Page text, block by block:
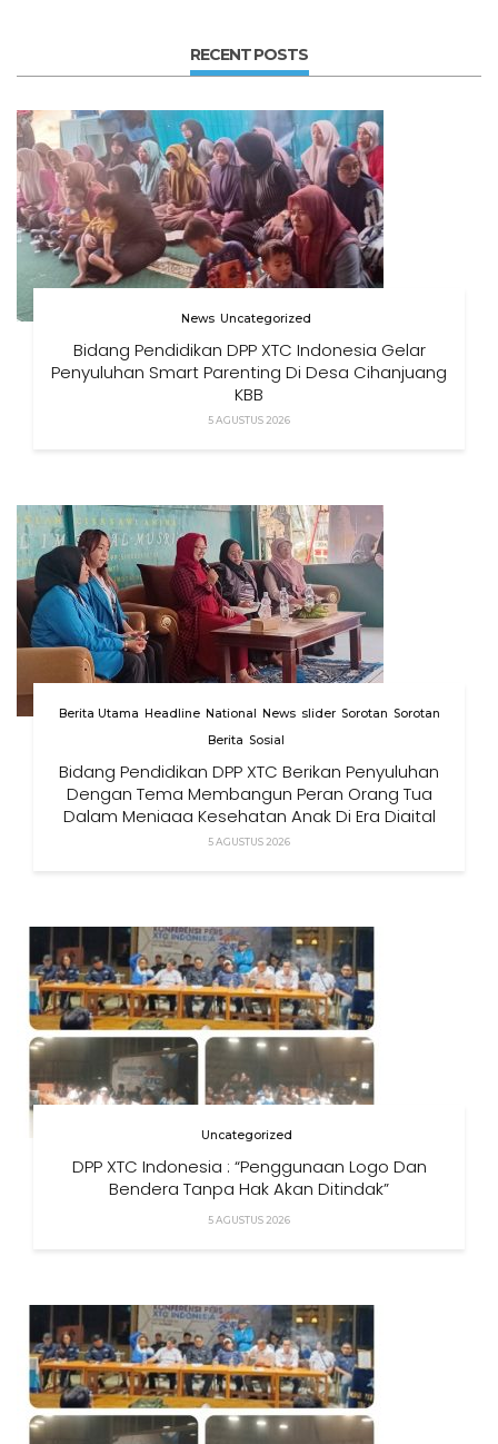
RECENT POSTS
News Uncategorized
Bidang Pendidikan DPP XTC Indonesia Gelar
Penyuluhan Smart Parenting Di Desa Cihanjuang
KBB
5 AGUSTUS 2026
Berita Utama Headline National News slider Sorotan Sorotan
Berita Sosial
Bidang Pendidikan DPP XTC Berikan Penyuluhan
Dengan Tema Membangun Peran Orang Tua
Dalam Menjaga Kesehatan Anak Di Era Digital
5 AGUSTUS 2026
Uncategorized
DPP XTC Indonesia : “Penggunaan Logo Dan
Bendera Tanpa Hak Akan Ditindak”
5 AGUSTUS 2026